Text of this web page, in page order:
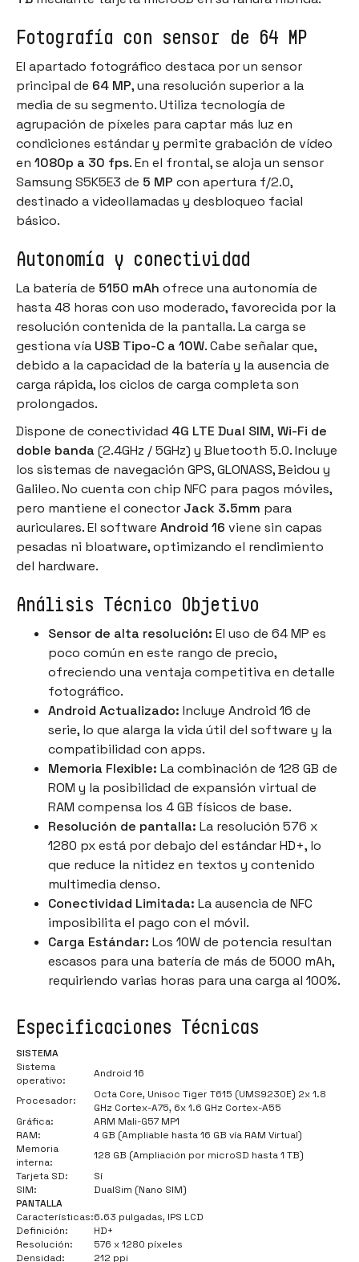
Fotografía con sensor de 64 MP
El apartado fotográfico destaca por un sensor
principal de 64 MP, una resolución superior a la
media de su segmento. Utiliza tecnología de
agrupación de píxeles para captar más luz en
condiciones estándar y permite grabación de vídeo
en 1080p a 30 fps. En el frontal, se aloja un sensor
Samsung S5K5E3 de 5 MP con apertura f/2.0,
destinado a videollamadas y desbloqueo facial
básico.
Autonomía y conectividad
La batería de 5150 mAh ofrece una autonomía de
hasta 48 horas con uso moderado, favorecida por la
resolución contenida de la pantalla. La carga se
gestiona vía USB Tipo-C a 10W. Cabe señalar que,
debido a la capacidad de la batería y la ausencia de
carga rápida, los ciclos de carga completa son
prolongados.
Dispone de conectividad 4G LTE Dual SIM, Wi-Fi de
doble banda (2.4GHz / 5GHz) y Bluetooth 5.0. Incluye
los sistemas de navegación GPS, GLONASS, Beidou y
Galileo. No cuenta con chip NFC para pagos móviles,
pero mantiene el conector Jack 3.5mm para
auriculares. El software Android 16 viene sin capas
pesadas ni bloatware, optimizando el rendimiento
del hardware.
Análisis Técnico Objetivo
Sensor de alta resolución: El uso de 64 MP es
poco común en este rango de precio,
ofreciendo una ventaja competitiva en detalle
fotográfico.
Android Actualizado: Incluye Android 16 de
serie, lo que alarga la vida útil del software y la
compatibilidad con apps.
Memoria Flexible: La combinación de 128 GB de
ROM y la posibilidad de expansión virtual de
RAM compensa los 4 GB físicos de base.
Resolución de pantalla: La resolución 576 x
1280 px está por debajo del estándar HD+, lo
que reduce la nitidez en textos y contenido
multimedia denso.
Conectividad Limitada: La ausencia de NFC
imposibilita el pago con el móvil.
Carga Estándar: Los 10W de potencia resultan
escasos para una batería de más de 5000 mAh,
requiriendo varias horas para una carga al 100%.
Especificaciones Técnicas
SISTEMA
Sistema
operativo:
Android 16
Procesador:
Octa Core, Unisoc Tiger T615 (UMS9230E) 2x 1.8
GHz Cortex-A75, 6x 1.6 GHz Cortex-A55
Gráfica:
ARM Mali-G57 MP1
RAM:
4 GB (Ampliable hasta 16 GB vía RAM Virtual)
Memoria
interna:
128 GB (Ampliación por microSD hasta 1 TB)
Tarjeta SD:
Sí
SIM:
DualSim (Nano SIM)
PANTALLA
Características:6.63 pulgadas, IPS LCD
Definición:
HD+
Resolución:
576 x 1280 píxeles
Densidad:
212 ppi